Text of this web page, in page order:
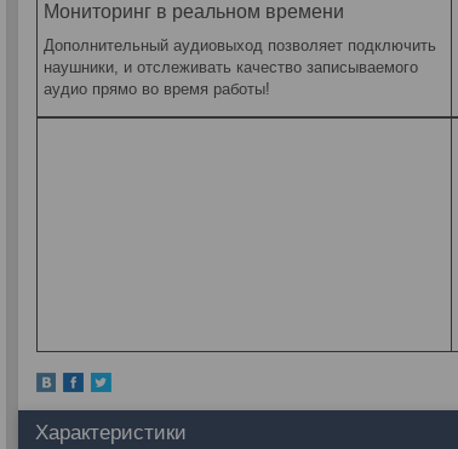
Мониторинг в реальном времени
Дополнительный аудиовыход позволяет подключить
наушники, и отслеживать качество записываемого
аудио прямо во время работы!
Характеристики